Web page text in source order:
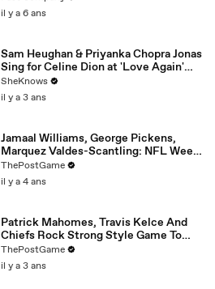
il y a 6 ans
Sam Heughan & Priyanka Chopra Jonas
Sing for Celine Dion at 'Love Again'
NYC Screening
SheKnows
il y a 3 ans
Jamaal Williams, George Pickens,
Marquez Valdes-Scantling: NFL Week
17 Game Day Fashion Winners
ThePostGame
il y a 4 ans
Patrick Mahomes, Travis Kelce And
Chiefs Rock Strong Style Game To
Super Bowl LVII
ThePostGame
il y a 3 ans